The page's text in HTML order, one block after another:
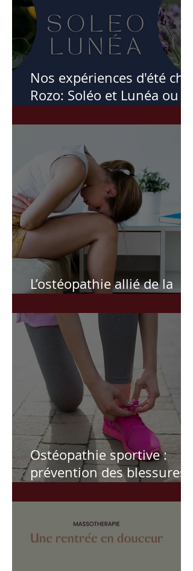
Nos expériences d'été chez
Rozo: Soléo et Lunéa ou
ces soins
L’ostéopathie allié de la
Ostéopathie sportive :
prévention des blessures,
et suivi personnalisé pour
athlètes et sportifs actifs.